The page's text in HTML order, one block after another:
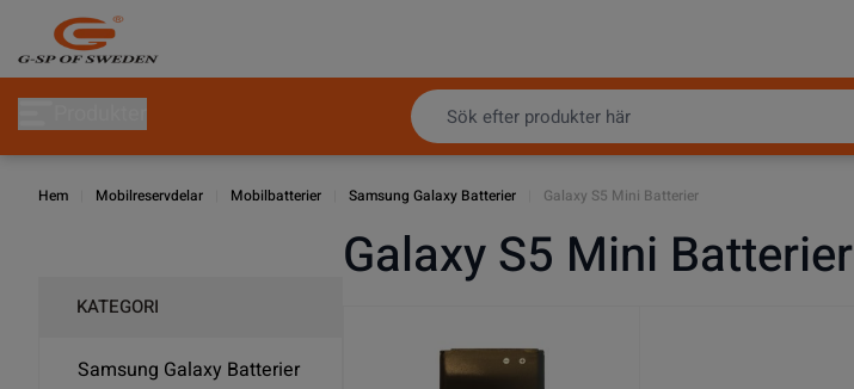
Hoppa till innehållet
Hem Mobilreservdelar Mobilbatterier Samsung Galaxy Batterier Galaxy S5 Mini Batterier
KATEGORI
Samsung Galaxy Batterier
Galaxy S5 Mini Batterier